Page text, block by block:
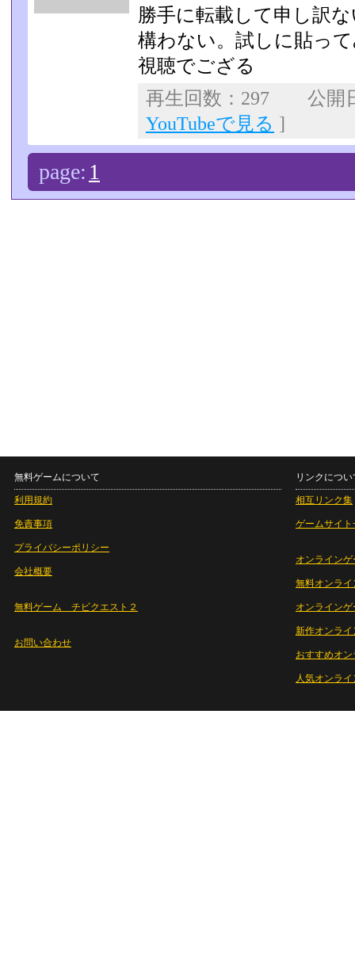
勝手に転載して申し訳
構わない。試しに貼っ
視聴でござる
再生回数：297 公開
YouTubeで見る ]
page: 1
無料ゲームについて
利用規約
免責事項
プライバシーポリシー
会社概要
無料ゲーム チビクエスト２
お問い合わせ
リンクについ
相互リンク集
ゲームサイト
オンラインゲ
無料オンライ
オンライン
新作オンライ
おすすめオ
人気オンラ